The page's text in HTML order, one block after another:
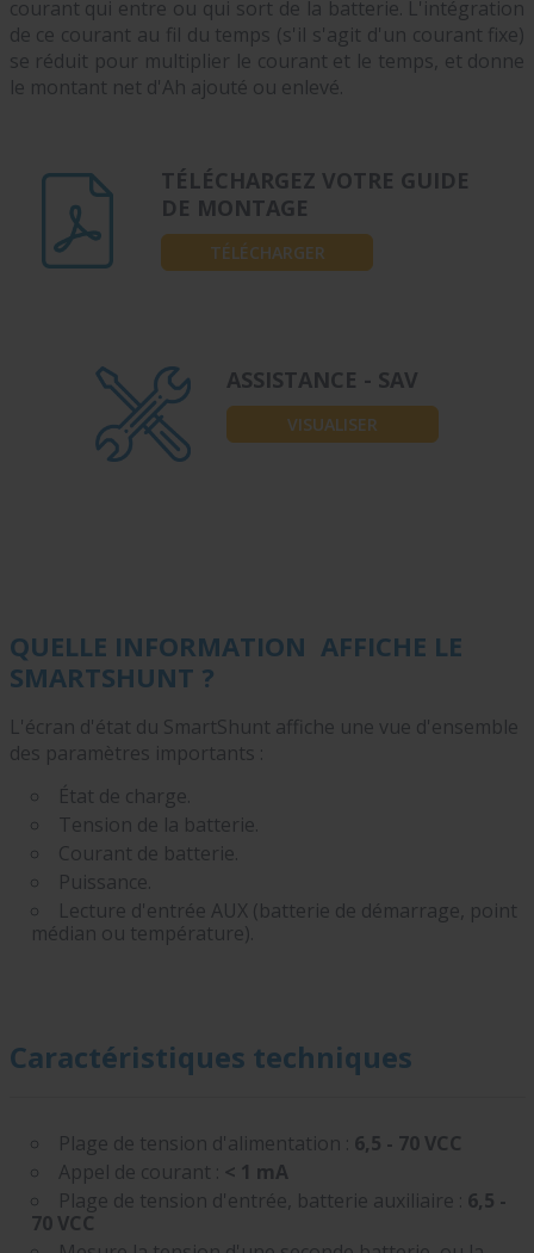
courant qui entre ou qui sort de la batterie. L'intégration
de ce courant au fil du temps (s'il s'agit d'un courant fixe)
se réduit pour multiplier le courant et le temps, et donne
le montant net d'Ah ajouté ou enlevé.
TÉLÉCHARGEZ VOTRE GUIDE
DE MONTAGE
TÉLÉCHARGER
ASSISTANCE - SAV
VISUALISER
QUELLE INFORMATION AFFICHE LE
SMARTSHUNT ?
L'écran d'état du SmartShunt affiche une vue d'ensemble
des paramètres importants :
État de charge.
Tension de la batterie.
Courant de batterie.
Puissance.
Lecture d'entrée AUX (batterie de démarrage, point
médian ou température).
Caractéristiques techniques
Plage de tension d'alimentation : 6,5 - 70 VCC
Appel de courant : < 1 mA
Plage de tension d'entrée, batterie auxiliaire : 6,5 -
70 VCC